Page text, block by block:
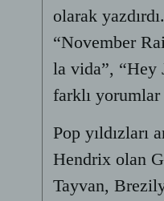
olarak
“November
la vida”, “Hey
farklı
Pop yıldızları
Hendrix olan
Tayvan,